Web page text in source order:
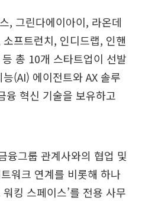
, 그린다에이아이, 라온데
프트런치, 인디드랩, 인핸
총 10개 스타트업이 선발
(AI) 에이전트와 AX 솔루
융 혁신 기술을 보유하고
융그룹 관계사와의 협업 및
워크 연계를 비롯해 하나
킹 스페이스’를 전용 사무